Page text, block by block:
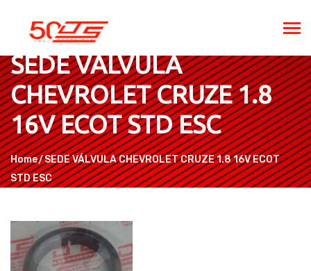
SEDE VÁLVULA
CHEVROLET CRUZE 1.8
16V ECOT STD ESC
Home SEDE VÁLVULA CHEVROLET CRUZE 1.8 16V ECOT
STD ESC